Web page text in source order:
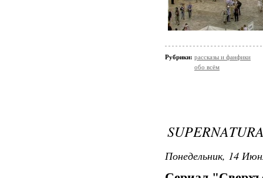
Рубрики: рассказы и фанфики
обо всём
Понедельник, 14